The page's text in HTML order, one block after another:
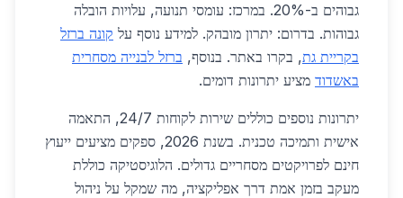
גבוהים ב-20%. במרכז: עומסי תנועה, עלויות הובלה
גבוהות. בדרום: יתרון מובהק. למידע נוסף על קונה ברזל
בקריית גת, בקרו באתר. בנוסף, ברזל לבנייה מסחרית
באשדוד מציע יתרונות דומים.
יתרונות נוספים כוללים שירות לקוחות 24/7, התאמה
אישית ותמיכה טכנית. בשנת 2026, ספקים מציעים ייעוץ
חינם לפרויקטים מסחריים גדולים. הלוגיסטיקה כוללת
מעקב בזמן אמת דרך אפליקציה, מה שמקל על ניהול